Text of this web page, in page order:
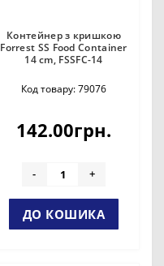
Контейнер з кришкою
Forrest SS Food Container
14 cm, FSSFC-14
Код товару: 79076
142.00грн.
- +
ДО КОШИКА